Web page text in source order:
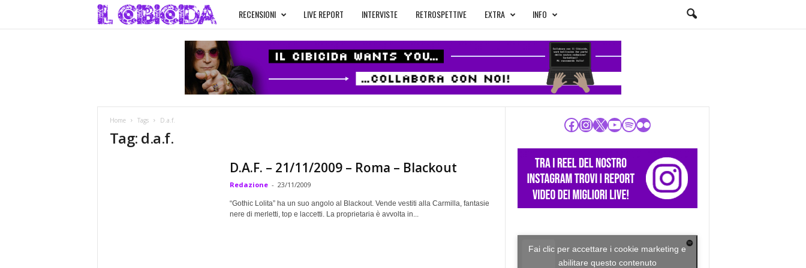
l
C
c
i
RECENSIONI LIVE REPORT INTERVISTE RETROSPETTIVE EXTRA INFO
Home Tags D.a.f.
Tag: d.a.f.
D.A.F. – 21/11/2009 – Roma – Blackout
Redazione - 23/11/2009
“Gothic Lolita” ha un suo angolo al Blackout. Vende vestiti alla Carmilla, fantasie
nere di merletti, top e laccetti. La proprietaria è avvolta in...
Facebook InstagramX YouTube Spotify Flickr
Fai clic per accettare i cookie marketing e
abilitare questo contenuto